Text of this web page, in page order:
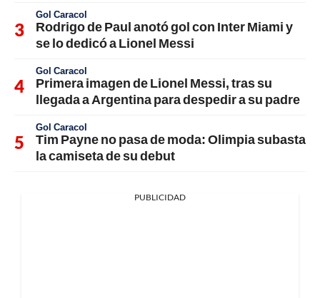
Gol Caracol
Rodrigo de Paul anotó gol con Inter Miami y
se lo dedicó a Lionel Messi
Gol Caracol
Primera imagen de Lionel Messi, tras su
llegada a Argentina para despedir a su padre
Gol Caracol
Tim Payne no pasa de moda: Olimpia subasta
la camiseta de su debut
PUBLICIDAD